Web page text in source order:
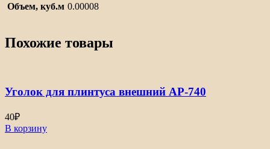
Объем, куб.м 0.00008
Похожие товары
Уголок для плинтуса внешний АР-740
40₽
В корзину